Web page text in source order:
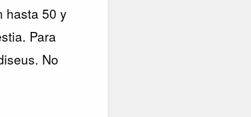
hasta 50 y
Para
No